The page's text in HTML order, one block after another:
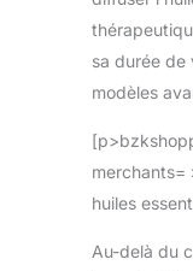
sa durée de
modèles
merchants=
huiles
Au-delà du